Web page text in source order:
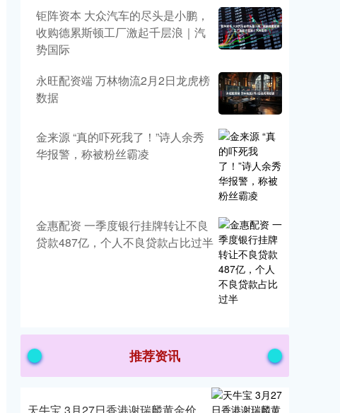
钜阵资本 大众汽车的尽头是小鹏，
收购德累斯顿工厂激起千层浪｜汽
势国际
永旺配资端 万林物流2月2日龙虎榜
数据
金来源 “真的吓死我了！”诗人余秀
华报警，称被粉丝霸凌
金惠配资 一季度银行挂牌转让不良
贷款487亿，个人不良贷款占比过半
推荐资讯